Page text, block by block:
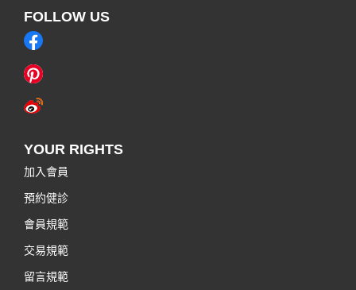
FOLLOW US
YOUR RIGHTS
加入會員
預約健診
會員規範
交易規範
留言規範